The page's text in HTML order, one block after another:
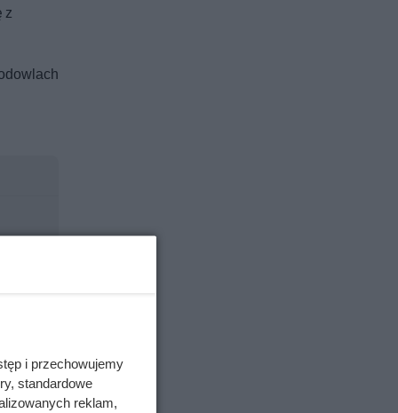
z
i przechowujemy
standardowe
reklam,